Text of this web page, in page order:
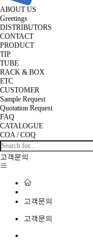
ABOUT US
Greetings
DISTRIBUTORS
CONTACT
PRODUCT
TIP
TUBE
RACK & BOX
ETC
CUSTOMER
Sample Request
Quotation Request
FAQ
CATALOGUE
COA / COQ
고객문의
고객문의
고객문의